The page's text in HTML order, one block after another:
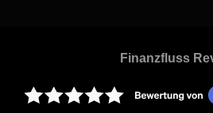
Finanzfluss